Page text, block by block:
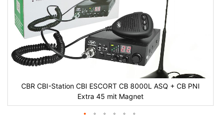
CBR CBI-Station CBI ESCORT CB 8000L ASQ + CB PNI
Extra 45 mit Magnet